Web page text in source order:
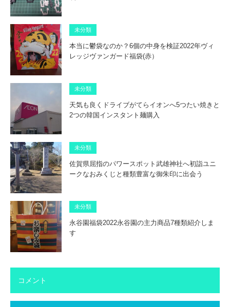
未分類
本当に鬱袋なのか？6個の中身を検証2022年ヴィ
レッジヴァンガード福袋(赤）
未分類
天気も良くドライブがてらイオンへ5つたい焼きと
2つの韓国インスタント麺購入
未分類
佐賀県屈指のパワースポット武雄神社へ初詣ユニ
ークなおみくじと種類豊富な御朱印に出会う
未分類
永谷園福袋2022永谷園の主力商品7種類紹介しま
す
コメント